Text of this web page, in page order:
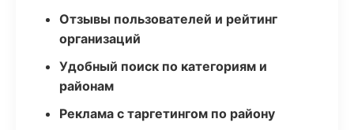
Отзывы пользователей и рейтинг
организаций
Удобный поиск по категориям и
районам
Реклама с таргетингом по району